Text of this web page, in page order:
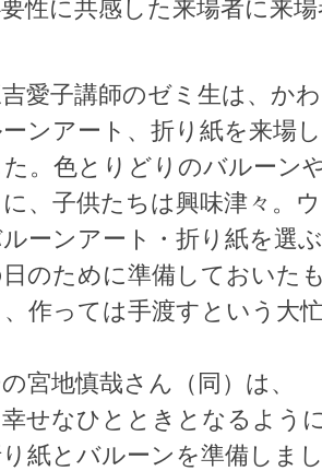
性に共感した来場者に来
愛子講師のゼミ生は、か
ンアート、折り紙を来場
た。色とりどりのバルーン
、子供たちは興味津々。
ーンアート・折り紙を選
のために準備しておいた
作っては手渡すという大
宮地慎哉さん（同）は、
幸せなひとときとなるよう
紙とバルーンを準備しま